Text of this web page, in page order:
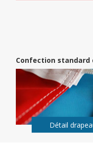
Confection standard
Détail